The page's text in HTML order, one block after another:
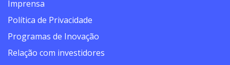
Imprensa
Política de Privacidade
Programas de Inovação
Relação com investidores